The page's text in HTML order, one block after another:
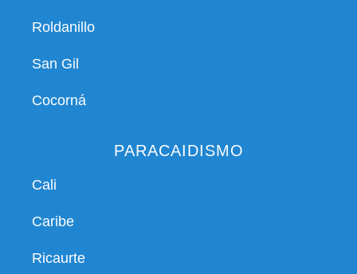
Roldanillo
San Gil
Cocorná
PARACAIDISMO
Cali
Caribe
Ricaurte